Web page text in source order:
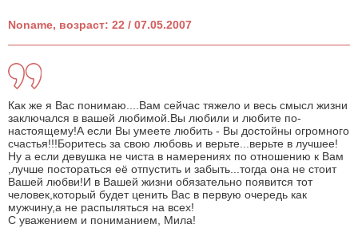
Noname, возраст: 22 / 07.05.2007
Как же я Вас понимаю....Вам сейчас тяжело и весь смысл жизни
заключался в вашей любимой.Вы любили и любите по-
настоящему!А если Вы умеете любить - Вы достойны огромного
счастья!!!Боритесь за свою любовь и верьте...верьте в лучшее!
Ну а если девушка не чиста в намерениях по отношению к Вам
,лучше постораться её отпустить и забыть...тогда она не стоит
Вашей любви!И в Вашей жизни обязательно появится тот
человек,который будет ценить Вас в первую очередь как
мужчину,а не распыляться на всех!
С уважением и пониманием, Мила!